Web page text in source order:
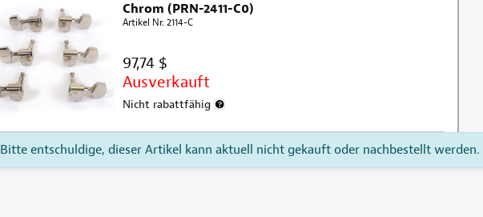
Chrom (PRN-2411-C0)
Artikel Nr. 2114-C
97,74 $
Ausverkauft
Nicht rabattfähig
Bitte entschuldige, dieser Artikel kann aktuell nicht gekauft oder nachbestellt werden.